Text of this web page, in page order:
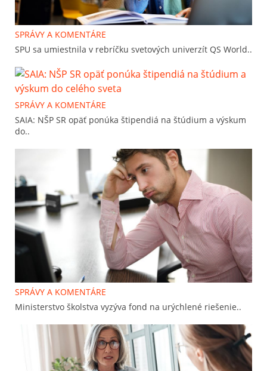
SPRÁVY A KOMENTÁRE
SPU sa umiestnila v rebríčku svetových univerzít QS World..
SPRÁVY A KOMENTÁRE
SAIA: NŠP SR opäť ponúka štipendiá na štúdium a výskum
do..
SPRÁVY A KOMENTÁRE
Ministerstvo školstva vyzýva fond na urýchlené riešenie..